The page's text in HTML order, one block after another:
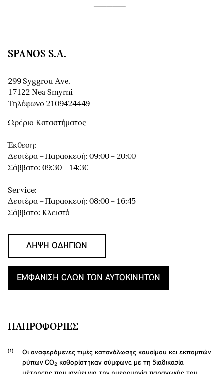
SPANOS S.A.
299 Syggrou Ave.
17122 Nea Smyrni
Τηλέφωνο 2109424449
Ωράριο Καταστήματος
Έκθεση:
Δευτέρα – Παρασκευή: 09:00 – 20:00
Σάββατο: 09:30 – 14:30
Service:
Δευτέρα – Παρασκευή: 08:00 – 16:45
Σάββατο: Κλειστά
ΛΉΨΗ ΟΔΗΓΙΏΝ
ΕΜΦΆΝΙΣΗ ΌΛΩΝ ΤΩΝ ΑΥΤΟΚΙΝΉΤΩΝ
ΠΛΗΡΟΦΟΡΊΕΣ
Οι αναφερόμενες τιμές κατανάλωσης καυσίμου και εκπομπών
ρύπων CO₂ καθορίστηκαν σύμφωνα με τη διαδικασία